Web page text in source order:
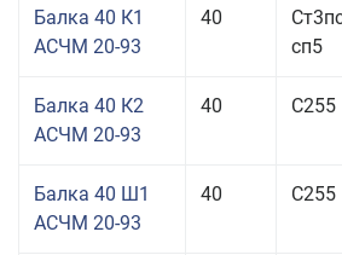
Балка 40 К1
АСЧМ 20-93
40
сп5
Балка 40 К2
АСЧМ 20-93
40 С255
Балка 40 Ш1
АСЧМ 20-93
40 С255